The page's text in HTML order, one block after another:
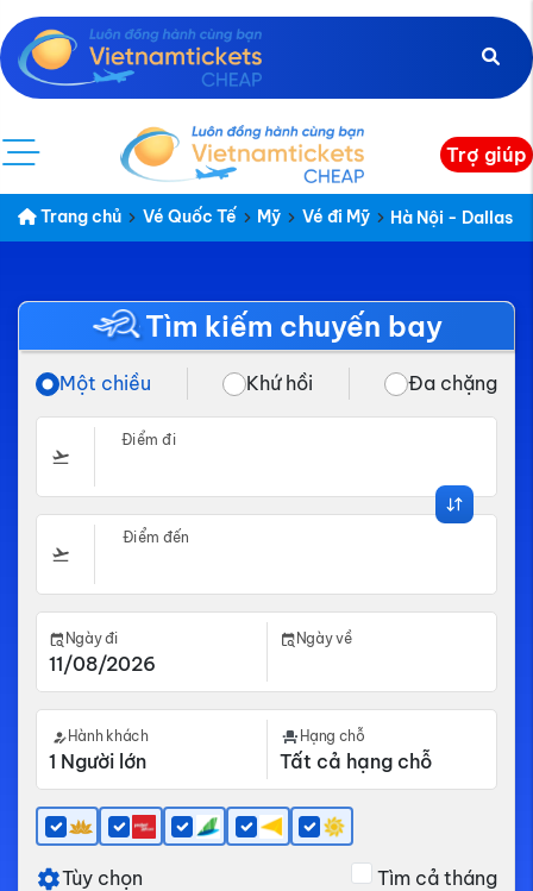
Trợ giúp
Trang chủ Vé Quốc Tế Mỹ Vé đi Mỹ Hà Nội - Dallas
Tìm kiếm chuyến bay
Một chiều Khứ hồi Đa chặng
Điểm đi
Điểm đến
Ngày đi Ngày về
Hành khách Hạng chỗ
Tùy chọn Tìm cả tháng